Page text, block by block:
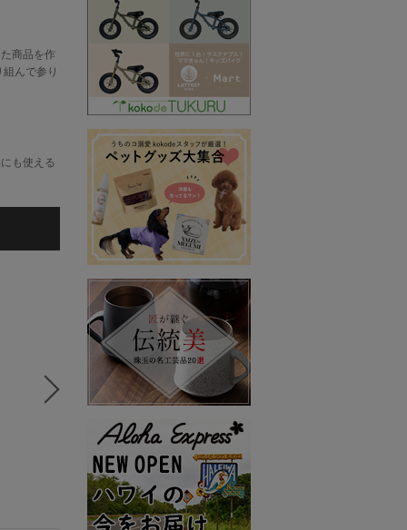
商品を作
んで参り
も使える
13,750円
6
Ohim Ohim Bym
コート
35,860円